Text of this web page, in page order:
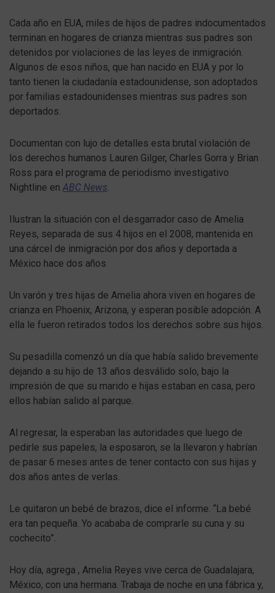
Cada año en EUA, miles de hijos de padres indocumentados
terminan en hogares de crianza mientras sus padres son
detenidos por violaciones de las leyes de inmigración.
Algunos de esos niños, que han nacido en EUA y por lo
tanto tienen la ciudadanía estadounidense, son adoptados
por familias estadounidenses mientras sus padres son
deportados.
Documentan con lujo de detalles esta brutal violación de
los derechos humanos Lauren Gilger, Charles Gorra y Brian
Ross para el programa de periodismo investigativo
Nightline en ABC News.
Ilustran la situación con el desgarrador caso de Amelia
Reyes, separada de sus 4 hijos en el 2008, mantenida en
una cárcel de inmigración por dos años y deportada a
México hace dos años
Un varón y tres hijas de Amelia ahora viven en hogares de
crianza en Phoenix, Arizona, y esperan posible adopción. A
ella le fueron retirados todos los derechos sobre sus hijos.
Su pesadilla comenzó un día que había salido brevemente
dejando a su hijo de 13 años desválido solo, bajo la
impresión de que su marido e hijas estaban en casa, pero
ellos habían salido al parque.
Al regresar, la esperaban las autoridades que luego de
pedirle sus papeles, la esposaron, se la llevaron y habrían
de pasar 6 meses antes de tener contacto con sus hijas y
dos años antes de verlas.
Le quitaron un bebé de brazos, dice el informe. “La bebé
era tan pequeña. Yo acababa de comprarle su cuna y su
cochecito”.
Hoy día, agrega , Amelia Reyes vive cerca de Guadalajara,
México, con una hermana. Trabaja de noche en una fábrica y,